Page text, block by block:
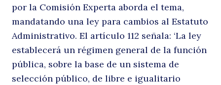
por la Comisión Experta aborda el tema,
mandatando una ley para cambios al Estatuto
Administrativo. El artículo 112 señala: ‘La ley
establecerá un régimen general de la función
pública, sobre la base de un sistema de
selección público, de libre e igualitario